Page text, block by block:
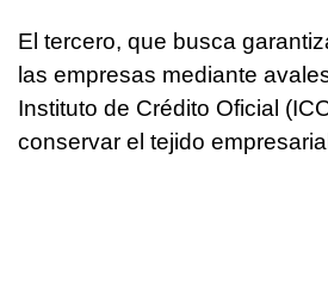
El tercero, que busca
las empresas mediante
Instituto de Crédito Oficial
conservar el tejido